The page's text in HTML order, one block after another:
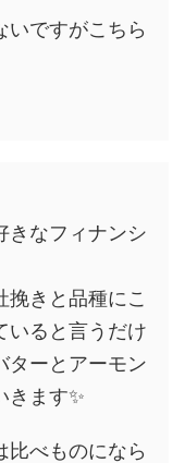
いですがこちら
きなフィナンシ
きと品種にこ
いると言うだけ
ターとアーモン
きます✨
比べものになら